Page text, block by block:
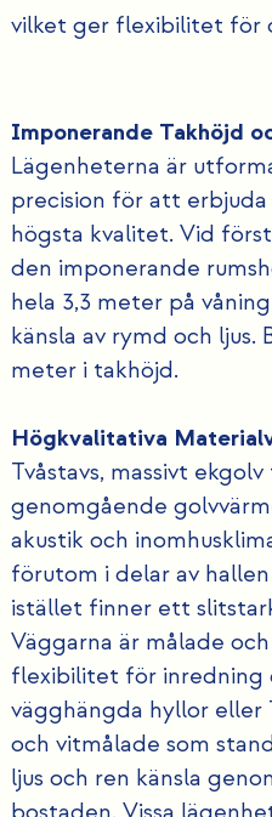
vilket ger flexibilitet för
Imponerande Takhöjd
Lägenheterna är
precision för att
högsta kvalitet. Vid
den imponerande
hela 3,3 meter på
känsla av rymd och ljus.
meter i takhöjd.
Högkvalitativa
Tvåstavs, massivt
genomgående
akustik och
förutom i delar av
istället finner ett
Väggarna är målade
flexibilitet för inredning
vägghängda hyllor eller
och vitmålade som
ljus och ren känsla